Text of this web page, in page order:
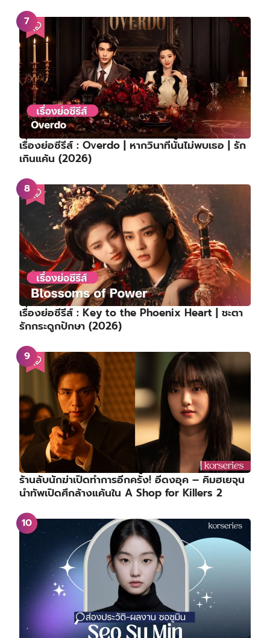
เรื่องย่อซีรีส์ : Overdo | หากวินาทีนั้นไม่พบเธอ | รัก
เกินแค้น (2026)
เรื่องย่อซีรีส์ : Key to the Phoenix Heart | ชะตา
รักกระดูกปักษา (2026)
ร้านลับนักฆ่าเปิดทำการอีกครั้ง! อีดงอุค – คิมฮเยจุน
นำทัพเปิดศึกล้างแค้นใน A Shop for Killers 2